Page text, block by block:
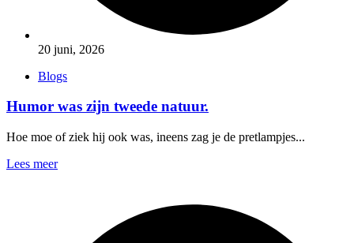
20 juni, 2026
Blogs
Humor was zijn tweede natuur.
Hoe moe of ziek hij ook was, ineens zag je de pretlampjes...
Lees meer